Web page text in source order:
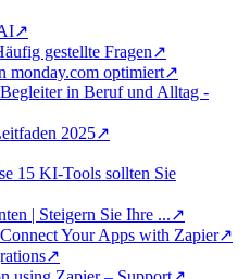
↗
gestellte Fragen↗
monday.com optimiert↗
in Beruf und Alltag -
2025↗
15 KI-Tools sollten Sie
| Steigern Sie Ihre ...↗
Your Apps with Zapier↗
↗